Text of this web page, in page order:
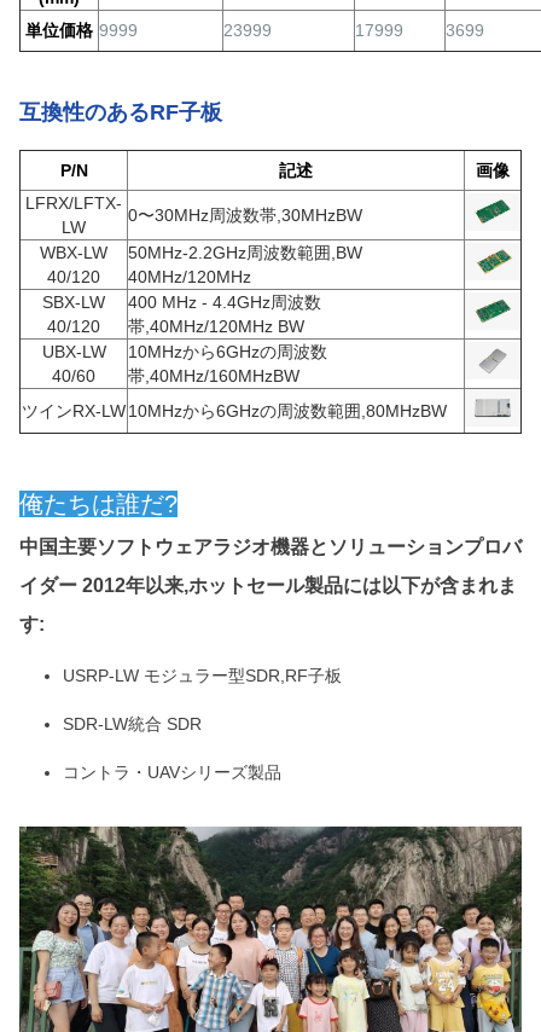
単位価格 9999 23999 17999 3699
互換性のあるRF子板
P/N 記述
画像
LFRX/LFTX-
LW
0〜30MHz周波数帯,30MHzBW
WBX-LW
40/120
50MHz-2.2GHz周波数範囲,BW
40MHz/120MHz
SBX-LW
40/120
400 MHz - 4.4GHz周波数
帯,40MHz/120MHz BW
UBX-LW
40/60
10MHzから6GHzの周波数
帯,40MHz/160MHzBW
ツインRX-LW10MHzから6GHzの周波数範囲,80MHzBW
俺たちは誰だ?
中国主要ソフトウェアラジオ機器とソリューションプロバ
イダー 2012年以来,ホットセール製品には以下が含まれま
す:
USRP-LW モジュラー型SDR,RF子板
SDR-LW統合 SDR
コントラ・UAVシリーズ製品